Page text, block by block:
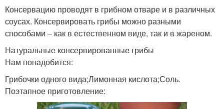
Консервацию проводят в грибном отваре и в различных
соусах. Консервировать грибы можно разными
способами – как в естественном виде, так и в жареном.
Натуральные консервированные грибы
Нам понадобится:
Грибочки одного вида;Лимонная кислота;Соль.
Поэтапное приготовление: